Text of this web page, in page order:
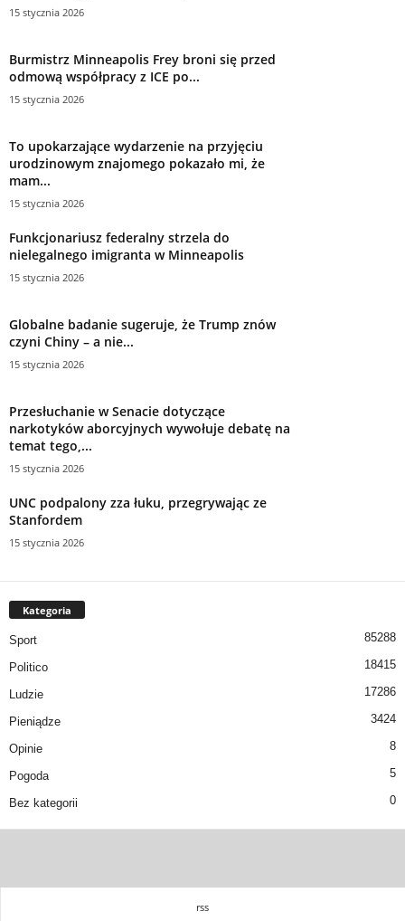
15 stycznia 2026
Burmistrz Minneapolis Frey broni się przed
odmową współpracy z ICE po...
15 stycznia 2026
To upokarzające wydarzenie na przyjęciu
urodzinowym znajomego pokazało mi, że
mam...
15 stycznia 2026
Funkcjonariusz federalny strzela do
nielegalnego imigranta w Minneapolis
15 stycznia 2026
Globalne badanie sugeruje, że Trump znów
czyni Chiny – a nie...
15 stycznia 2026
Przesłuchanie w Senacie dotyczące
narkotyków aborcyjnych wywołuje debatę na
temat tego,...
15 stycznia 2026
UNC podpalony zza łuku, przegrywając ze
Stanfordem
15 stycznia 2026
Kategoria
Sport 85288
Politico 18415
Ludzie 17286
Pieniądze 3424
Opinie 8
Pogoda 5
Bez kategorii 0
rss